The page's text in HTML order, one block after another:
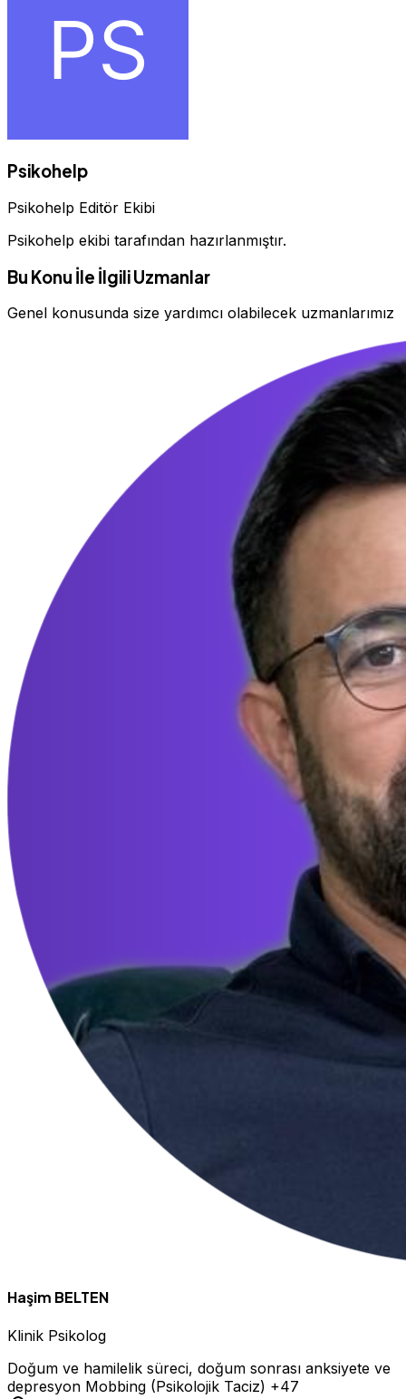
Psikohelp
Psikohelp Editör Ekibi
Psikohelp ekibi tarafından hazırlanmıştır.
Bu Konu İle İlgili Uzmanlar
Genel konusunda size yardımcı olabilecek uzmanlarımız
Haşim BELTEN
Klinik Psikolog
Doğum ve hamilelik süreci, doğum sonrası anksiyete ve
depresyon Mobbing (Psikolojik Taciz) +47